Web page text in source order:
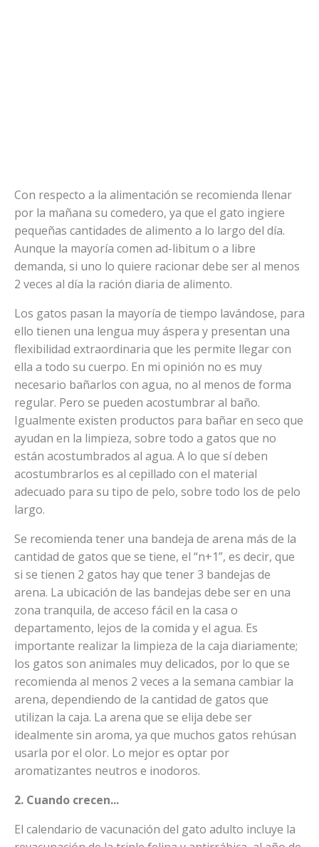
Con respecto a la alimentación se recomienda llenar
por la mañana su comedero, ya que el gato ingiere
pequeñas cantidades de alimento a lo largo del día.
Aunque la mayoría comen ad-libitum o a libre
demanda, si uno lo quiere racionar debe ser al menos
2 veces al día la ración diaria de alimento.
Los gatos pasan la mayoría de tiempo lavándose, para
ello tienen una lengua muy áspera y presentan una
flexibilidad extraordinaria que les permite llegar con
ella a todo su cuerpo. En mi opinión no es muy
necesario bañarlos con agua, no al menos de forma
regular. Pero se pueden acostumbrar al baño.
Igualmente existen productos para bañar en seco que
ayudan en la limpieza, sobre todo a gatos que no
están acostumbrados al agua. A lo que sí deben
acostumbrarlos es al cepillado con el material
adecuado para su tipo de pelo, sobre todo los de pelo
largo.
Se recomienda tener una bandeja de arena más de la
cantidad de gatos que se tiene, el “n+1”, es decir, que
si se tienen 2 gatos hay que tener 3 bandejas de
arena. La ubicación de las bandejas debe ser en una
zona tranquila, de acceso fácil en la casa o
departamento, lejos de la comida y el agua. Es
importante realizar la limpieza de la caja diariamente;
los gatos son animales muy delicados, por lo que se
recomienda al menos 2 veces a la semana cambiar la
arena, dependiendo de la cantidad de gatos que
utilizan la caja. La arena que se elija debe ser
idealmente sin aroma, ya que muchos gatos rehúsan
usarla por el olor. Lo mejor es optar por
aromatizantes neutros e inodoros.
2. Cuando crecen...
El calendario de vacunación del gato adulto incluye la